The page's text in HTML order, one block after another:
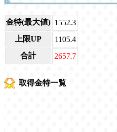
金特(最大値) 1552.3
上限UP
1105.4
合計
2657.7
取得金特一覧